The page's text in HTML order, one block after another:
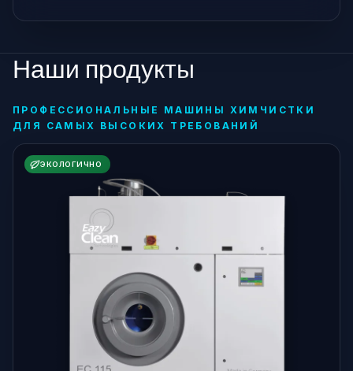
Наши продукты
ПРОФЕССИОНАЛЬНЫЕ МАШИНЫ ХИМЧИСТКИ
ДЛЯ САМЫХ ВЫСОКИХ ТРЕБОВАНИЙ
ЭКОЛОГИЧНО